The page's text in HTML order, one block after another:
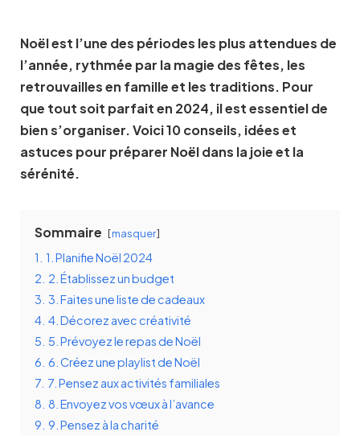
Noël est l’une des périodes les plus attendues de
l’année, rythmée par la magie des fêtes, les
retrouvailles en famille et les traditions. Pour
que tout soit parfait en 2024, il est essentiel de
bien s’organiser. Voici 10 conseils, idées et
astuces pour préparer Noël dans la joie et la
sérénité.
Sommaire masquer
1. 1. Planifie Noël 2024
2. 2. Établissez un budget
3. 3. Faites une liste de cadeaux
4. 4. Décorez avec créativité
5. 5. Prévoyez le repas de Noël
6. 6. Créez une playlist de Noël
7. 7. Pensez aux activités familiales
8. 8. Envoyez vos vœux à l’avance
9. 9. Pensez à la charité